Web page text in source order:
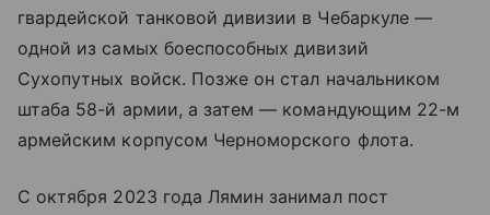
гвардейской танковой дивизии в Чебаркуле —
одной из самых боеспособных дивизий
Сухопутных войск. Позже он стал начальником
штаба 58-й армии, а затем — командующим 22-м
армейским корпусом Черноморского флота.
С октября 2023 года Лямин занимал пост